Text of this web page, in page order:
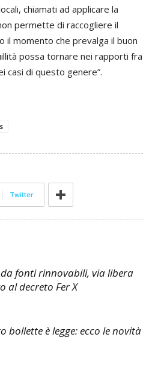
chiamati ad applicare la
permette di raccogliere il
il momento che prevalga il buon
possa tornare nei rapporti fra
casi di questo genere”.
Twitter
fonti rinnovabili, via libera
al decreto Fer X
bollette è legge: ecco le novità